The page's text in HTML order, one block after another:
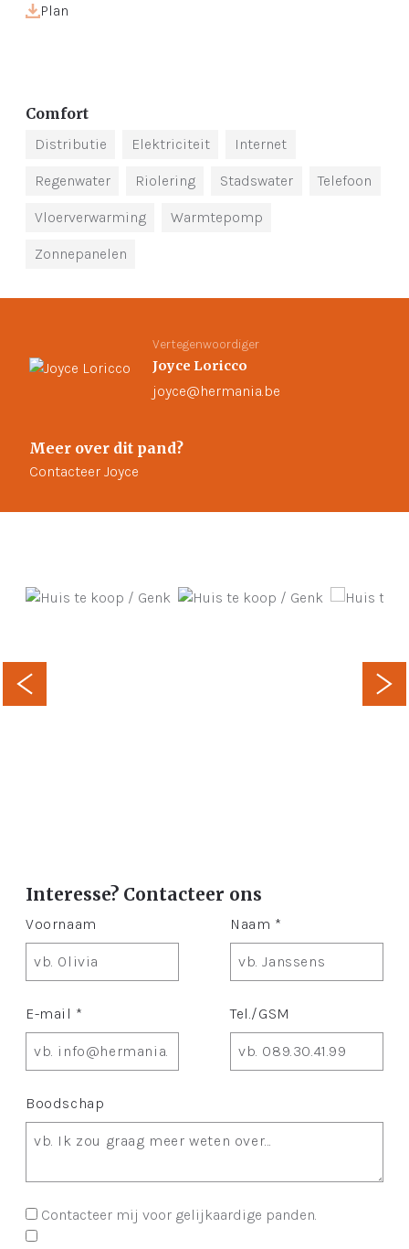
Plan
Comfort
Distributie Elektriciteit Internet
Regenwater Riolering Stadswater Telefoon
Vloerverwarming Warmtepomp
Zonnepanelen
Vertegenwoordiger
Joyce Loricco
joyce@hermania.be
Meer over dit pand?
Contacteer Joyce
Interesse? Contacteer ons
Voornaam Naam *
E-mail * Tel./GSM
Boodschap
Contacteer mij voor gelijkaardige panden.